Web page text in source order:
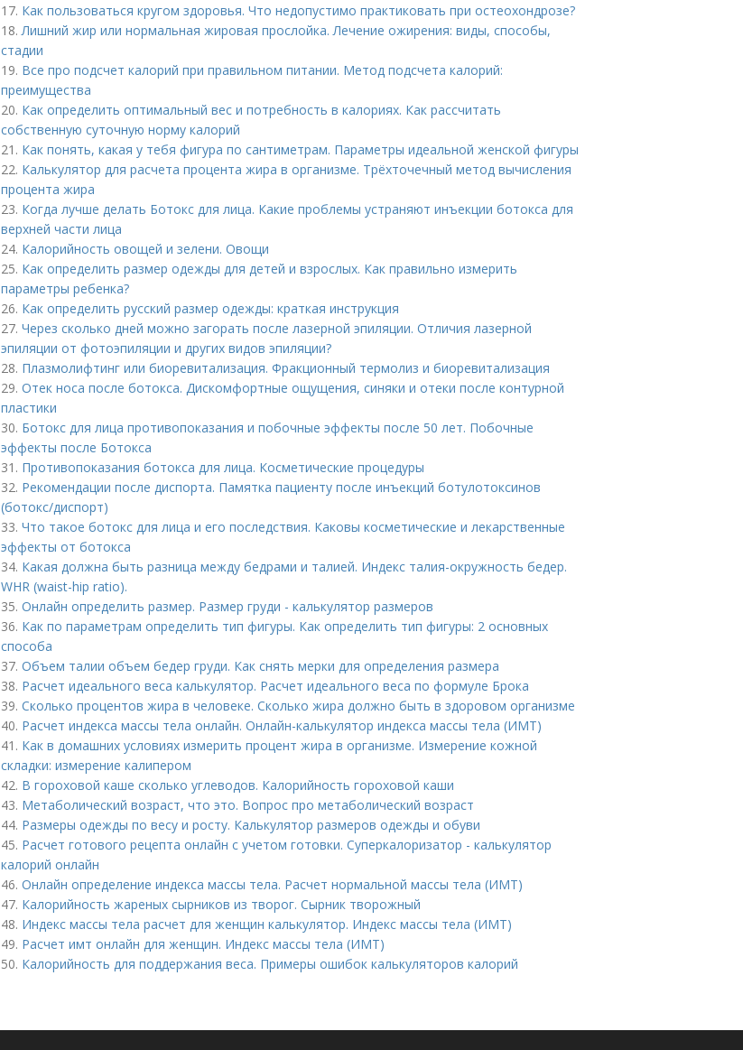
17. Как пользоваться кругом здоровья. Что недопустимо практиковать при остеохондрозе?
18.Лишний жир или нормальная жировая прослойка. Лечение ожирения: виды, способы,
стадии
19. Все про подсчет калорий при правильном питании. Метод подсчета калорий:
преимущества
20. Как определить оптимальный вес и потребность в калориях. Как рассчитать
собственную суточную норму калорий
21. Как понять, какая у тебя фигура по сантиметрам. Параметры идеальной женской фигуры
22. Калькулятор для расчета процента жира в организме. Трёхточечный метод вычисления
процента жира
23. Когда лучше делать Ботокс для лица. Какие проблемы устраняют инъекции ботокса для
верхней части лица
24. Калорийность овощей и зелени. Овощи
25. Как определить размер одежды для детей и взрослых. Как правильно измерить
параметры ребенка?
26. Как определить русский размер одежды: краткая инструкция
27. Через сколько дней можно загорать после лазерной эпиляции. Отличия лазерной
эпиляции от фотоэпиляции и других видов эпиляции?
28. Плазмолифтинг или биоревитализация. Фракционный термолиз и биоревитализация
29. Отек носа после ботокса. Дискомфортные ощущения, синяки и отеки после контурной
пластики
30. Ботокс для лица противопоказания и побочные эффекты после 50 лет. Побочные
эффекты после Ботокса
31. Противопоказания ботокса для лица. Косметические процедуры
32. Рекомендации после диспорта. Памятка пациенту после инъекций ботулотоксинов
(ботокс/диспорт)
33. Что такое ботокс для лица и его последствия. Каковы косметические и лекарственные
эффекты от ботокса
34. Какая должна быть разница между бедрами и талией. Индекс талия-окружность бедер.
WHR (waist-hip ratio).
35. Онлайн определить размер. Размер груди - калькулятор размеров
36. Как по параметрам определить тип фигуры. Как определить тип фигуры: 2 основных
способа
37. Объем талии объем бедер груди. Как снять мерки для определения размера
38. Расчет идеального веса калькулятор. Расчет идеального веса по формуле Брока
39. Сколько процентов жира в человеке. Сколько жира должно быть в здоровом организме
40. Расчет индекса массы тела онлайн. Онлайн-калькулятор индекса массы тела (ИМТ)
41. Как в домашних условиях измерить процент жира в организме. Измерение кожной
складки: измерение калипером
42. В гороховой каше сколько углеводов. Калорийность гороховой каши
43. Метаболический возраст, что это. Вопрос про метаболический возраст
44. Размеры одежды по весу и росту. Калькулятор размеров одежды и обуви
45. Расчет готового рецепта онлайн с учетом готовки. Суперкалоризатор - калькулятор
калорий онлайн
46. Онлайн определение индекса массы тела. Расчет нормальной массы тела (ИМТ)
47. Калорийность жареных сырников из творог. Сырник творожный
48. Индекс массы тела расчет для женщин калькулятор. Индекс массы тела (ИМТ)
49. Расчет имт онлайн для женщин. Индекс массы тела (ИМТ)
50. Калорийность для поддержания веса. Примеры ошибок калькуляторов калорий